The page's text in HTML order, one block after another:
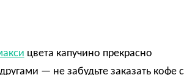
цвета капучино прекрасно
— не забудьте заказать кофе с